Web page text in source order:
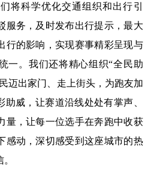
将科学优化交通组织和出行引
服务，及时发布出行提示，最大
行的影响，实现赛事精彩呈现与
一。我们还将精心组织“全民助
迈出家门、走上街头，为跑友加
助威，让赛道沿线处处有掌声、
量，让每一位选手在奔跑中收获
感动，深切感受到这座城市的热